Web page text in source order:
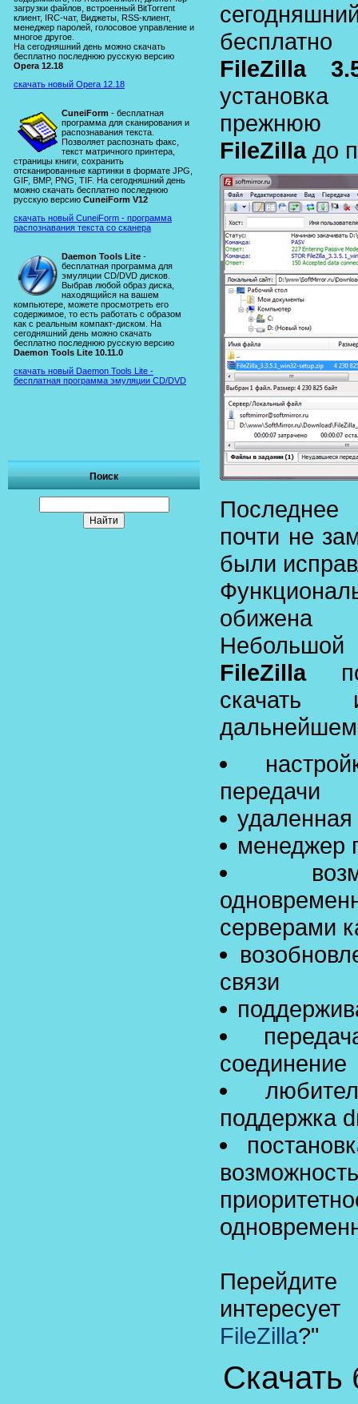
загрузки файлов, встроенный BitTorrent
клиент, IRC-чат, Виджеты, RSS-клиент,
менеджер паролей, голосовое управление и
многое другое.
На сегодняшний день можно скачать
бесплатно последнюю русскую версию
Opera 12.18
скачать новый Opera 12.18
CuneiForm - бесплатная
программа для сканирования и
распознавания текста.
Позволяет распознать факс,
текст матричного принтера,
страницы книги, сохранить
отсканированные картинки в формате JPG,
GIF, BMP, PNG, TIF. На сегодняшний день
можно скачать бесплатно последнюю
русскую версию CuneiForm V12
скачать новый CuneiForm - программа
распознавания текста со сканера
Daemon Tools Lite -
бесплатная программа для
эмуляции CD/DVD дисков.
Выбрав любой образ диска,
находящийся на вашем
компьютере, можете просмотреть его
содержимое, то есть работать с образом
как с реальным компакт-диском. На
сегодняшний день можно скачать
бесплатно последнюю русскую версию
Daemon Tools Lite 10.11.0
скачать новый Daemon Tools Lite -
бесплатная программа эмуляции CD/DVD
Поиск
FileZilla
прежнюю
FileZillaдо
почти не
были
обижена
Небольшой
FileZilla
скачать
передачи
менеджер
серверами
связи
соединение
поддержка
FileZilla?"
Скачать